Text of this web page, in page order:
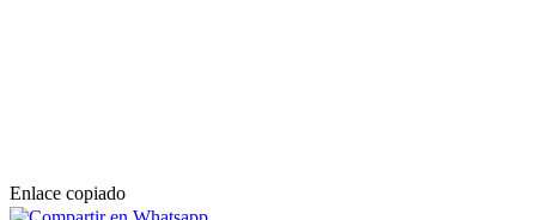
Enlace copiado